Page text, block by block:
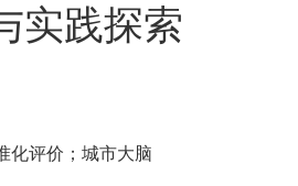
实践探索
化评价；城市大脑